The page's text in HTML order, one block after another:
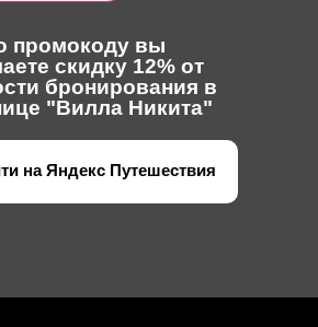
промокоду вы
скидку 12% от
бронирования в
"Вилла Никита"
на Яндекс Путешествия